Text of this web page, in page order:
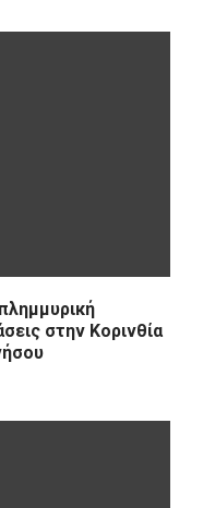
στην Κορινθία